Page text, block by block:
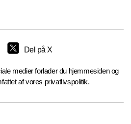
Del på X
medier forlader du hjemmesiden og
af vores privatlivspolitik.